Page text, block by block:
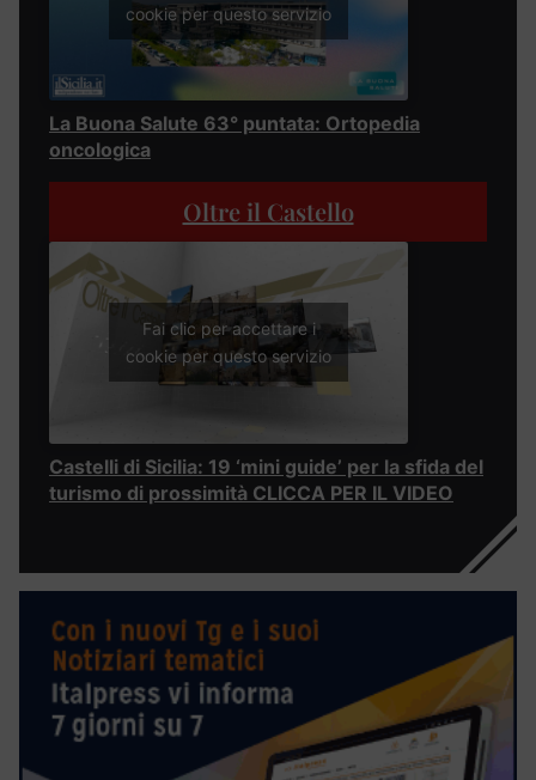
cookie per questo servizio
La Buona Salute 63° puntata: Ortopedia
oncologica
Oltre il Castello
Fai clic per accettare i
cookie per questo servizio
Castelli di Sicilia: 19 ‘mini guide’ per la sfida del
turismo di prossimità CLICCA PER IL VIDEO